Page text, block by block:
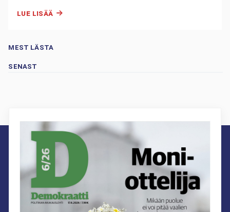
LUE LISÄÄ
MEST LÄSTA
SENAST